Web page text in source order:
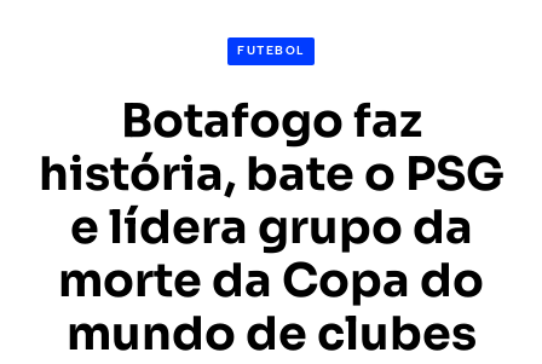
FUTEBOL
Botafogo faz
história, bate o PSG
e lídera grupo da
morte da Copa do
mundo de clubes